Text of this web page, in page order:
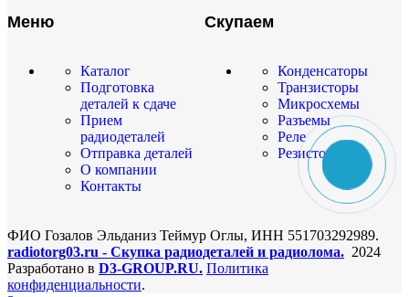
Меню
Каталог
Подготовка
деталей к сдаче
Прием
радиодеталей
Отправка деталей
О компании
Контакты
Скупаем
Конденсаторы
Транзисторы
Микросхемы
Разъемы
Реле
Резисторы
ФИО Гозалов Эльданиз Теймур Оглы, ИНН 551703292989.
radiotorg03.ru - Скупка радиодеталей и радиолома. 2024
Разработано в D3-GROUP.RU. Политика
конфиденциальности.